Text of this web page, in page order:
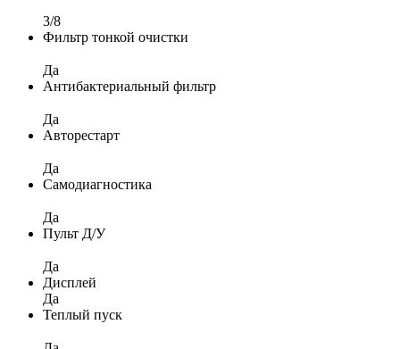
3/8
Фильтр тонкой очистки
Да
Антибактериальный фильтр
Да
Авторестарт
Да
Самодиагностика
Да
Пульт Д/У
Да
Дисплей
Да
Теплый пуск